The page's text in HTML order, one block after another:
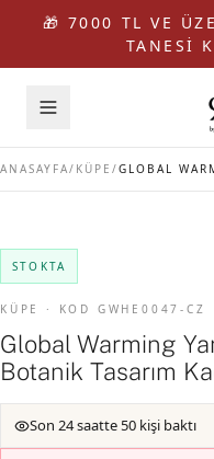
🎁 7000 TL VE
TANESİ
ANASAYFA/ KÜPE /
STOKTA
KÜPE · KOD GWHE0047-CZ
Global Warming
Botanik Tasarım
Son 24 saatte 50 kişi baktı